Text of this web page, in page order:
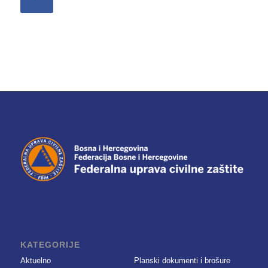
KATEGORIJE
Aktuelno
Planski dokumenti i brošure